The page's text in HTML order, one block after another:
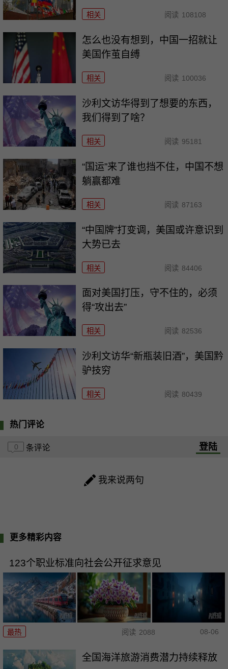
相关 阅读 108108
怎么也没有想到，中国一招就让
美国作茧自缚
相关 阅读 100036
沙利文访华得到了想要的东西，
我们得到了啥？
相关 阅读 95181
“国运”来了谁也挡不住，中国不想
躺赢都难
相关 阅读 87163
“中国牌”打变调，美国或许意识到
大势已去
相关 阅读 84406
面对美国打压，守不住的，必须
得“攻出去”
相关 阅读 82536
沙利文访华“新瓶装旧酒”，美国黔
驴技穷
相关 阅读 80439
热门评论
0 条评论 登陆
我来说两句
更多精彩内容
123个职业标准向社会公开征求意见
最热 阅读 2088 08-06
全国海洋旅游消费潜力持续释放